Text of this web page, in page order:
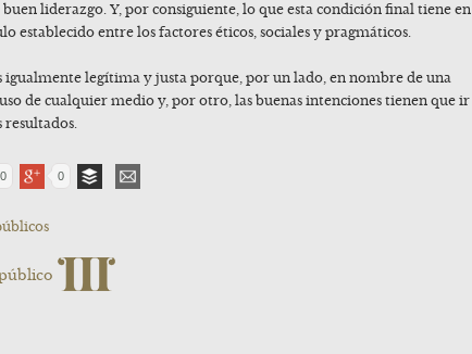
liderazgo. Y, por consiguiente, lo que esta condición final tiene en
establecido entre los factores éticos, sociales y pragmáticos.
igualmente legítima y justa porque, por un lado, en nombre de una
de cualquier medio y, por otro, las buenas intenciones tienen que ir
resultados.
0 0